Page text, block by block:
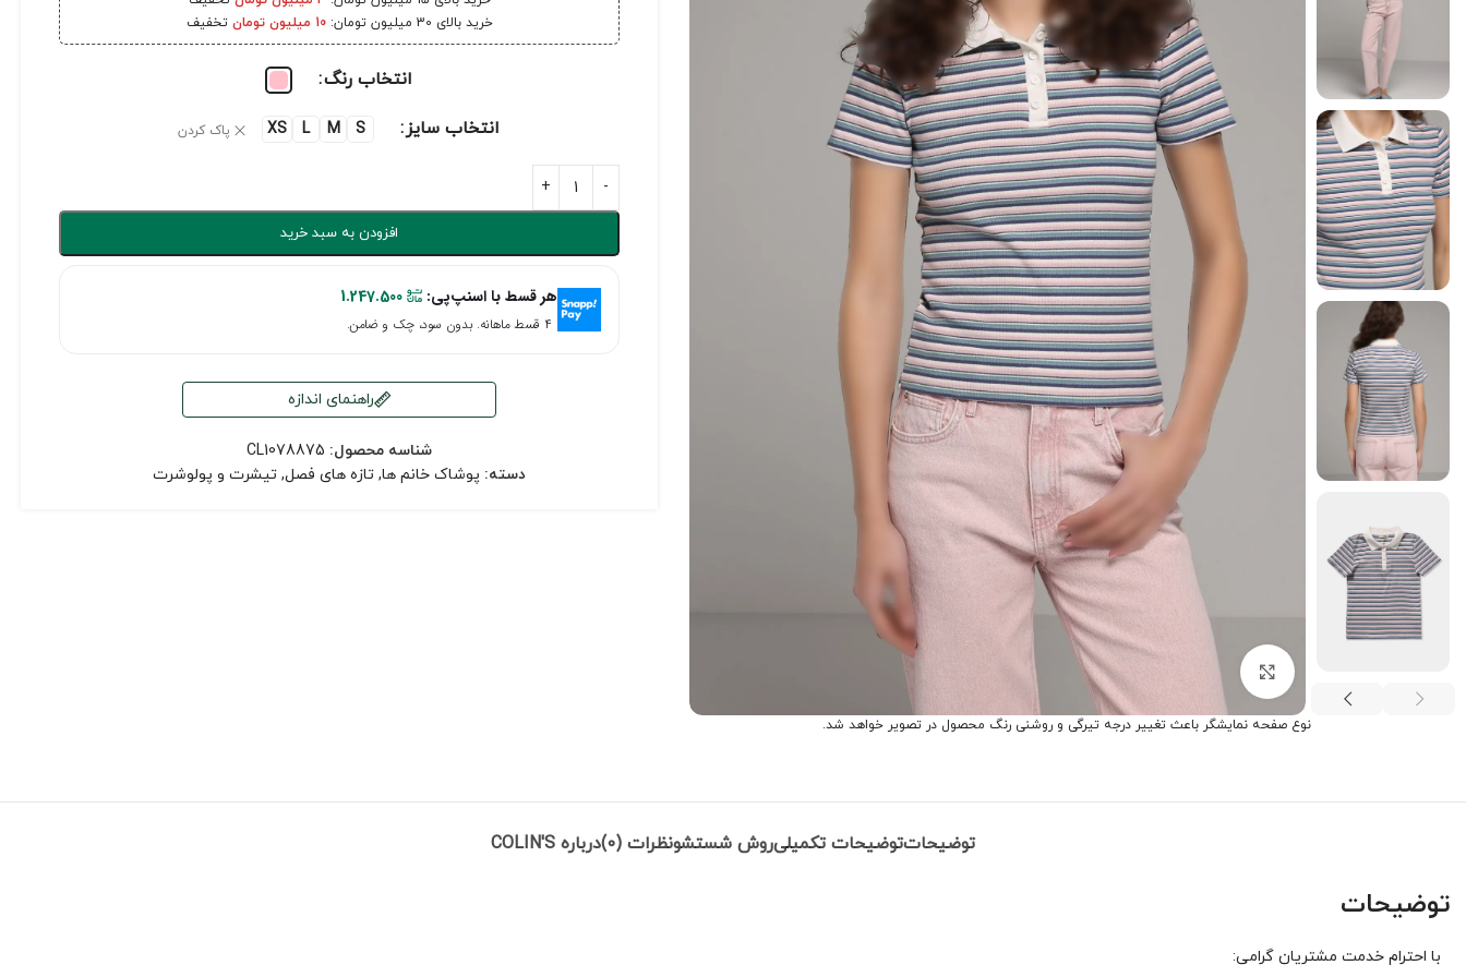
برای بزرگنمایی کلیک کنید
نوع صفحه نمایشگر باعث تغییر درجه تیرگی و روشنی رنگ محصول در تصویر خواهد شد.
خرید بالای 30 میلیون تومان:
10 میلیون تومان تخفیف
انتخاب رنگ
انتخاب سایز S
M
L
XS پاک کردن
افزودن به سبد خرید
هر قسط با اسنپ‌پی: 1.247.500
۴ قسط ماهانه. بدون سود، چک و ضامن.
راهنمای اندازه
شناسه محصول: CL1078875
دسته: پوشاک خانم ها, تازه های فصل, تیشرت و پولوشرت
توضیحاتتوضیحات تکمیلیروش شستشونظرات (0) درباره COLIN'S
توضیحات
با احترام خدمت مشتریان گرامی: